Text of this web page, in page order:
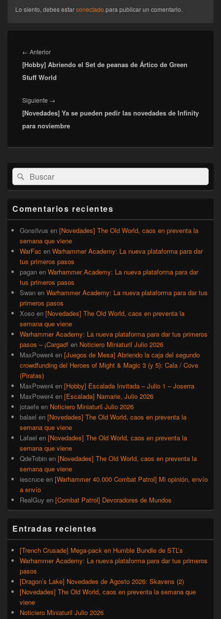
Lo siento, debes estarconectado para publicar un comentario.
de
entradas
← AnteriorEntrada
anterior:
[Hobby] Abriendo el Set de peanas de Ártico de Green
Stuff World
Siguiente →
siguiente:
[Novedades] Ya se pueden pedir las novedades de Infinity
para noviembre
El
área
de
lateral
primaria
Buscar
por:
Buscar
Comentarios recientes
Gonsilvus en [Novedades] The Old World, caos en preventa la
semana que viene
WarFac en Warhammer Academy: La nueva plataforma para dar
tus primeros pasos
pagan en Warhammer Academy: La nueva plataforma para dar
tus primeros pasos
Swan en Warhammer Academy: La nueva plataforma para dar tus
primeros pasos
Xoso en [Novedades] The Old World, caos en preventa la
semana que viene
Warhammer Academy: La nueva plataforma para dar tus primeros
pasos – ¡Cargad! en Noticiero Miniaturil Julio 2026
MaxPower4 en [Juegos de Mesa] Abriendo la caja del segundo
crowdfunding del Heroes of Might & Magic 3 (y 5): Cala / Cove
(Piratas)
MaxPower4 en [Hobby] Escalada Invitada – Julio 1 – Joserra
MaxPower4 en [Escalada] Namarie, Julio 2026
jotaefe en Noticiero Miniaturil Julio 2026
balael en [Novedades] The Old World, caos en preventa la
semana que viene
Lafael en [Novedades] The Old World, caos en preventa la
semana que viene
QdeTobin en [Novedades] The Old World, caos en preventa la
semana que viene
iescruce en [Warhammer 40.000 Combat Patrol] Mi opinión, envío
a envío
RealGuy en [Combat Patrol] Devoradores de Mundos
Entradas recientes
[Trench Crusade] Mega-pack en Humble Bundle de STL’s
Warhammer Academy: La nueva plataforma para dar tus primeros
pasos
[Dragon’s Lake] Novedades de Agosto 2026: Skavens (2)
[Novedades] The Old World, caos en preventa la semana que
viene
Noticiero Miniaturil Julio 2026